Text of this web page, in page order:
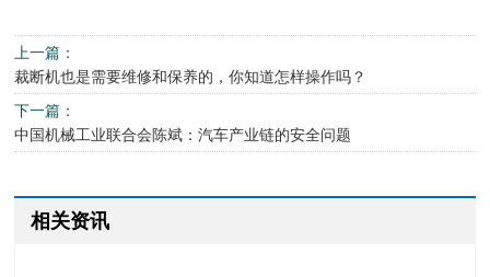
上一篇：
裁断机也是需要维修和保养的，你知道怎样操作吗？
下一篇：
中国机械工业联合会陈斌：汽车产业链的安全问题
相关资讯